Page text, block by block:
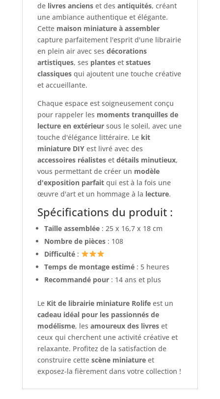
de livres ancienset des antiquités, créant
une ambiance authentique et élégante.
Cette maison miniature à assembler
capture parfaitement l'esprit d'une librairie
en plein air avec ses décorations
artistiques, ses planteset statues
classiquesqui ajoutent une touche créative
et accueillante.
Chaque espace est soigneusement conçu
pour rappeler les moments tranquilles de
lecture en extérieursous le soleil, avec une
touche d'élégance littéraire. Le kit
miniature DIYest livré avec des
accessoires réalisteset détails minutieux,
vous permettant de créer un modèle
d'exposition parfaitqui est à la fois une
œuvre d'art et un hommage à la lecture.
Spécifications du produit :
Taille assemblée: 25 x 16,7 x 18 cm
Nombre de pièces: 108
Difficulté:
Temps de montage estimé: 5 heures
Recommandé pour: 14 ans et plus
Le Kit de librairie miniature Rolifeest un
cadeau idéal pour les passionnés de
modélisme, les amoureux des livreset
ceux qui cherchent une activité créative et
relaxante. Profitez de la satisfaction de
construire cette scène miniatureet
exposez-la fièrement dans votre collection !